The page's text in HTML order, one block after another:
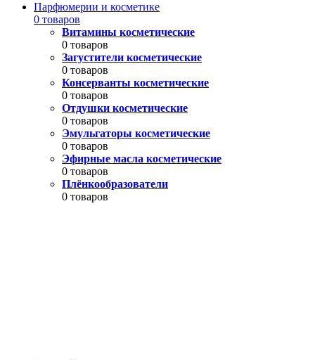
Парфюмерии и косметике
0 товаров
Витамины косметические
0 товаров
Загустители косметические
0 товаров
Консерванты косметические
0 товаров
Отдушки косметические
0 товаров
Эмульгаторы косметические
0 товаров
Эфирные масла косметические
0 товаров
Плёнкообразователи
0 товаров